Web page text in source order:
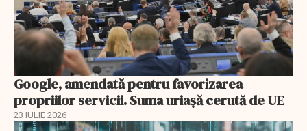
Google, amendată pentru favorizarea
propriilor servicii. Suma uriașă cerută de UE
23 IULIE 2026